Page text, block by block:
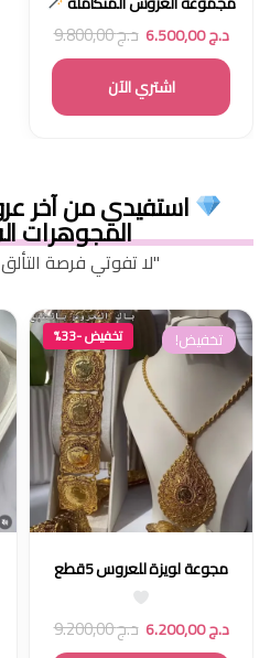
د.ج6.500,00 د.ج9.800,00
اشتري الآن
استفيدي من آخر
المجوهرات
"لا تفوتي فرصة
تخفيض! تخفيض -33%
مجوعة لويزة للعروس 5قطع
د.ج6.200,00 د.ج9.200,00